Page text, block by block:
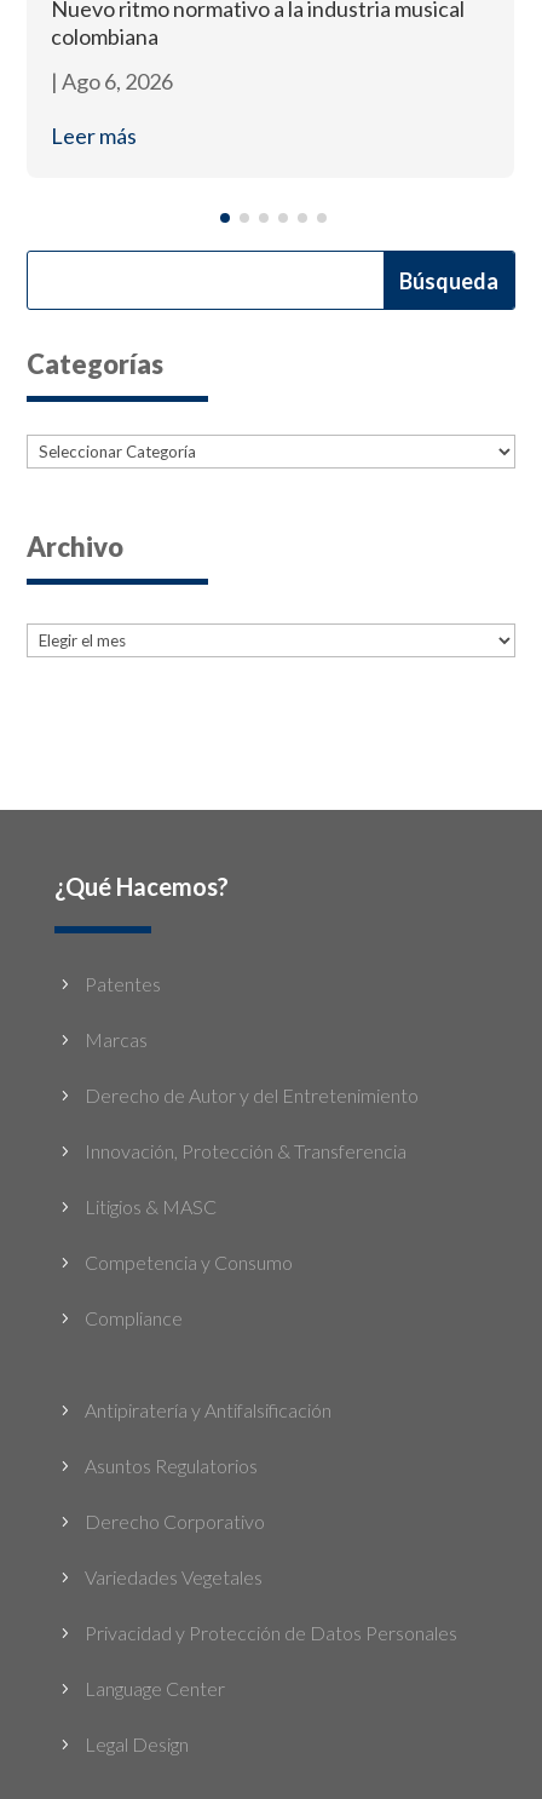
Nuevo ritmo normativo a la industria musical
colombiana
| Ago 6, 2026
Leer más
Categorías
Categorías
Archivo
Archives
¿Qué Hacemos?
5 Patentes
5 Marcas
5 Derecho de Autor y del Entretenimiento
5 Innovación, Protección & Transferencia
5 Litigios & MASC
5 Competencia y Consumo
5 Compliance
5 Antipiratería y Antifalsificación
5 Asuntos Regulatorios
5 Derecho Corporativo
5 Variedades Vegetales
5 Privacidad y Protección de Datos Personales
5 Language Center
5 Legal Design